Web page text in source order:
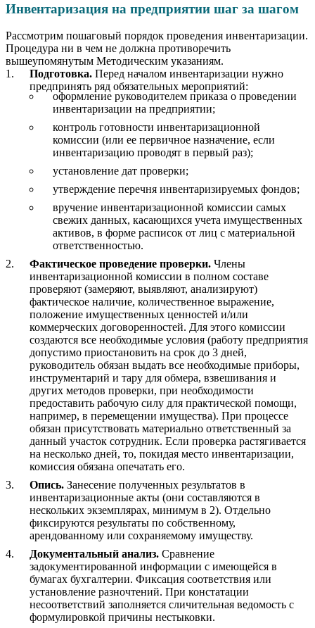
Инвентаризация на предприятии шаг за шагом
Рассмотрим пошаговый порядок проведения инвентаризации.
Процедура ни в чем не должна противоречить
вышеупомянутым Методическим указаниям.
Подготовка.Перед началом инвентаризации нужно
предпринять ряд обязательных мероприятий:
оформление руководителем приказа о проведении
инвентаризации на предприятии;
контроль готовности инвентаризационной
комиссии (или ее первичное назначение, если
инвентаризацию проводят в первый раз);
установление дат проверки;
утверждение перечня инвентаризируемых фондов;
вручение инвентаризационной комиссии самых
свежих данных, касающихся учета имущественных
активов, в форме расписок от лиц с материальной
ответственностью.
Фактическое проведение проверки.Члены
инвентаризационной комиссии в полном составе
проверяют (замеряют, выявляют, анализируют)
фактическое наличие, количественное выражение,
положение имущественных ценностей и/или
коммерческих договоренностей. Для этого комиссии
создаются все необходимые условия (работу предприятия
допустимо приостановить на срок до 3 дней,
руководитель обязан выдать все необходимые приборы,
инструментарий и тару для обмера, взвешивания и
других методов проверки, при необходимости
предоставить рабочую силу для практической помощи,
например, в перемещении имущества). При процессе
обязан присутствовать материально ответственный за
данный участок сотрудник. Если проверка растягивается
на несколько дней, то, покидая место инвентаризации,
комиссия обязана опечатать его.
Опись.Занесение полученных результатов в
инвентаризационные акты (они составляются в
нескольких экземплярах, минимум в 2). Отдельно
фиксируются результаты по собственному,
арендованному или сохраняемому имуществу.
Документальный анализ.Сравнение
задокументированной информации с имеющейся в
бумагах бухгалтерии. Фиксация соответствия или
установление разночтений. При констатации
несоответствий заполняется сличительная ведомость с
формулировкой причины нестыковки.